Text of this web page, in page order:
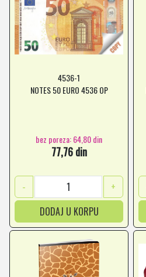
4536-1
NOTES 50 EURO 4536 OP
bez poreza: 64,80 din
77,76 din
-
+
DODAJ U KORPU